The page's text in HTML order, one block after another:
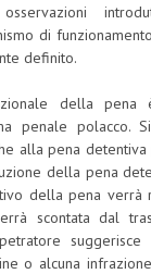
RESPONSIBILITY
di
definito.
della
penale polacco.
alla pena detentiva
della pena
della pena verrà
scontata dal
o alcuna